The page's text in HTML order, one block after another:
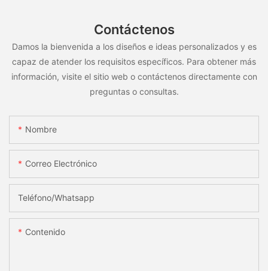
Contáctenos
Damos la bienvenida a los diseños e ideas personalizados y es
capaz de atender los requisitos específicos. Para obtener más
información, visite el sitio web o contáctenos directamente con
preguntas o consultas.
Nombre
Correo Electrónico
Teléfono/whatsapp
Contenido